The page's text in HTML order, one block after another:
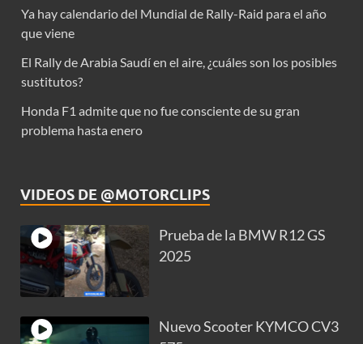
Ya hay calendario del Mundial de Rally-Raid para el año
que viene
El Rally de Arabia Saudí en el aire, ¿cuáles son los posibles
sustitutos?
Honda F1 admite que no fue consciente de su gran
problema hasta enero
VIDEOS DE @MOTORCLIPS
Prueba de la BMW R12 GS
2025
Nuevo Scooter KYMCO CV3